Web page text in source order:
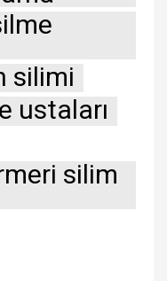
silimi
ustaları
silim